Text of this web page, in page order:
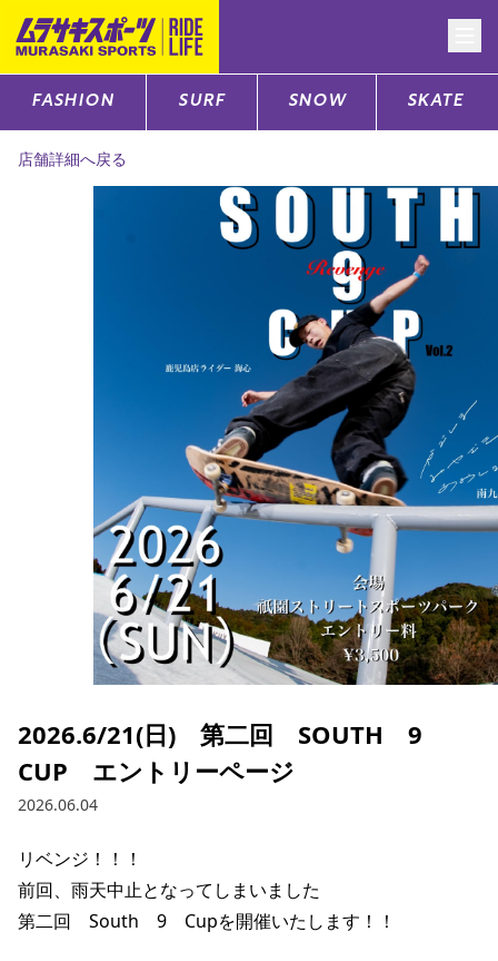
CATEGORY
スケートTOP
ブランド一覧
スタッフスナップ
SUPPORT
ご利用ガイド
会員ランク
店頭受取サービス
ギフトラッピング
アフターサポート
下取り保証について
よくある質問
店舗一覧
FASHION SURF SNOW SKATE
店舗詳細へ戻る
2026.6/21(日) 第二回 SOUTH 9
CUP エントリーページ
2026.06.04
リベンジ！！！
前回、雨天中止となってしまいました
第二回　South　9　Cupを開催いたします！！